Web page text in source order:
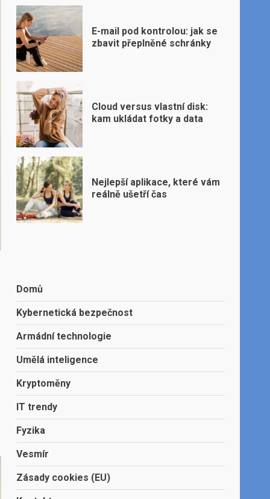
E-mail pod kontrolou: jak se
zbavit přeplněné schránky
Cloud versus vlastní disk:
kam ukládat fotky a data
Nejlepší aplikace, které vám
reálně ušetří čas
Domů
Kybernetická bezpečnost
Armádní technologie
Umělá inteligence
Kryptoměny
IT trendy
Fyzika
Vesmír
Zásady cookies (EU)